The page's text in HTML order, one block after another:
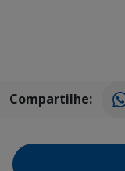
Compartilhe: